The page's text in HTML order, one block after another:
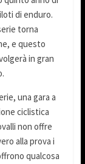
di enduro.
torna
e questo
in gran
una gara a
ciclistica
non offre
alla prova i
qualcosa